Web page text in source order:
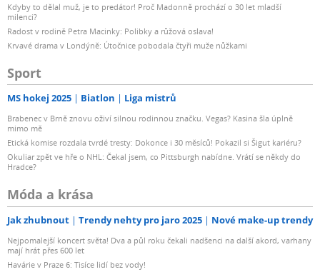
Kdyby to dělal muž, je to predátor! Proč Madonně prochází o 30 let mladší
milenci?
Radost v rodině Petra Macinky: Polibky a růžová oslava!
Krvavé drama v Londýně: Útočnice pobodala čtyři muže nůžkami
Sport
MS hokej 2025 Biatlon Liga mistrů
Brabenec v Brně znovu oživí silnou rodinnou značku. Vegas? Kasina šla úplně
mimo mě
Etická komise rozdala tvrdé tresty: Dokonce i 30 měsíců! Pokazil si Šigut kariéru?
Okuliar zpět ve hře o NHL: Čekal jsem, co Pittsburgh nabídne. Vrátí se někdy do
Hradce?
Móda a krása
Jak zhubnout Trendy nehty pro jaro 2025 Nové make-up trendy
Nejpomalejší koncert světa! Dva a půl roku čekali nadšenci na další akord, varhany
mají hrát přes 600 let
Havárie v Praze 6: Tisíce lidí bez vody!